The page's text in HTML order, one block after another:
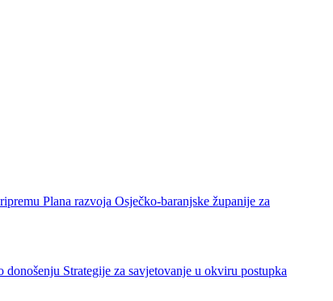
Plana razvoja Osječko-baranjske županije za
Strategije za savjetovanje u okviru postupka